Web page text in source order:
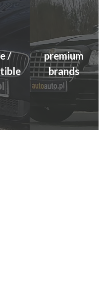
/
premium
brands